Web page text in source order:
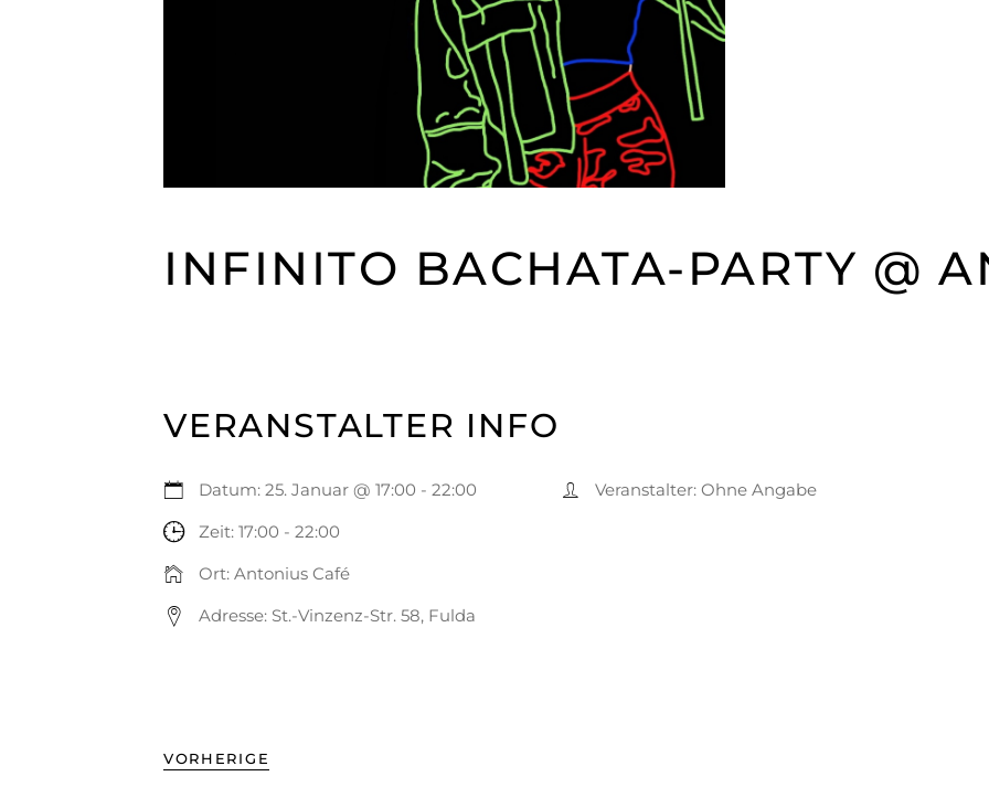
INFINITO BACHATA-PARTY @
VERANSTALTER INFO
Datum: 25. Januar @ 17:00 - 22:00
Zeit: 17:00 - 22:00
Ort: Antonius Café
Adresse: St.-Vinzenz-Str. 58, Fulda
Veranstalter: Ohne Angabe
VORHERIGE